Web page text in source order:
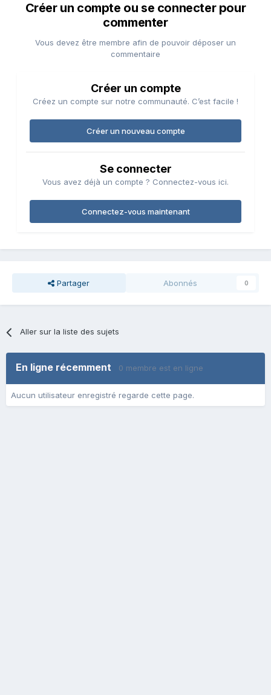
Créer un compte ou se connecter pour
commenter
Vous devez être membre afin de pouvoir déposer un
commentaire
Créer un compte
Créez un compte sur notre communauté. C’est facile !
Créer un nouveau compte
Se connecter
Vous avez déjà un compte ? Connectez-vous ici.
Connectez-vous maintenant
Partager Abonnés 0
Aller sur la liste des sujets
En ligne récemment 0 membre est en ligne
Aucun utilisateur enregistré regarde cette page.